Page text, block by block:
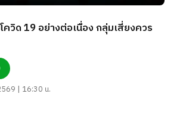
วิด 19 อย่างต่อเนื่อง กลุ่มเสี่ยงควร
| 16:30 น.